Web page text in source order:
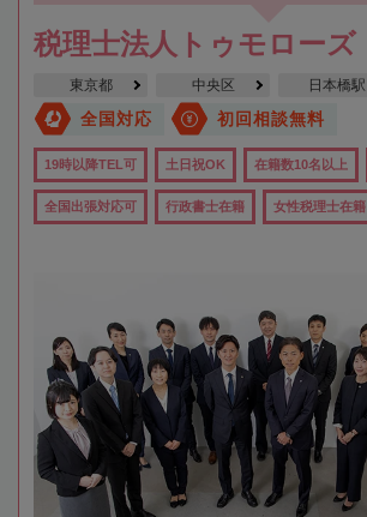
税理士法人トゥモローズ
東京都 中央区 日本橋駅
全国対応 初回相談無料
19時以降TEL可 土日祝OK 在籍数10名以上
全国出張対応可 行政書士在籍 女性税理士在籍